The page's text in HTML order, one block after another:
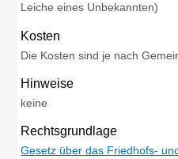
Leiche eines Unbekannten)
Kosten
Die Kosten sind je nach
Hinweise
keine
Rechtsgrundlage
Gesetz über das Friedhofs-